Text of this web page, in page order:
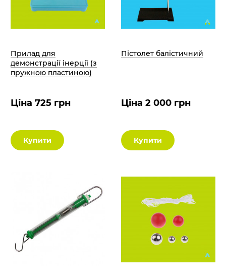
Прилад для
демонстрації інерції (з
пружною пластиною)
Ціна 725 грн
Купити
Пістолет балістичний
Ціна 2 000 грн
Купити